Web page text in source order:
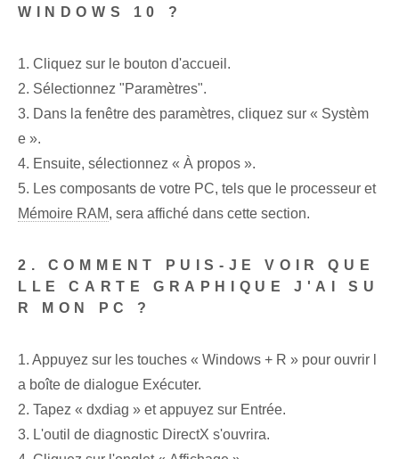
WINDOWS 10 ?
1. Cliquez sur le bouton d'accueil.
2. Sélectionnez "Paramètres".
3. Dans la fenêtre des paramètres⁢, cliquez sur « Systèm
e ».
4. Ensuite, sélectionnez « À propos ».
5. Les composants de votre PC, tels que le processeur et
Mémoire RAM, sera affiché dans cette section.
2. COMMENT PUIS-JE VOIR QUE
LLE CARTE GRAPHIQUE J'AI SU
R MON PC ?
1. Appuyez sur les touches « Windows + R » pour ouvrir l
a boîte de dialogue Exécuter.
2. Tapez « dxdiag » et appuyez sur Entrée.
3. L'outil de diagnostic DirectX s'ouvrira.